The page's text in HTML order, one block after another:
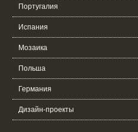
Португалия
Испания
Мозаика
Польша
Германия
Дизайн-проекты